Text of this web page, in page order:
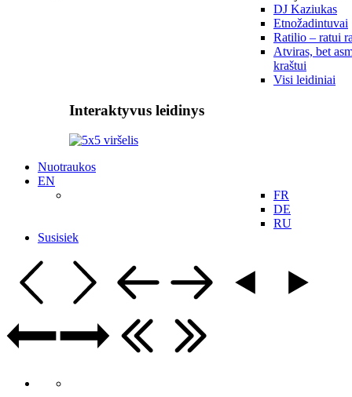
DJ Kaziukas
Etnožadintuvai
Ratilio – ratui
Atviras, bet
kraštui
Visi leidiniai
Interaktyvus leidinys
Nuotraukos
EN
FR
DE
RU
Susisiek